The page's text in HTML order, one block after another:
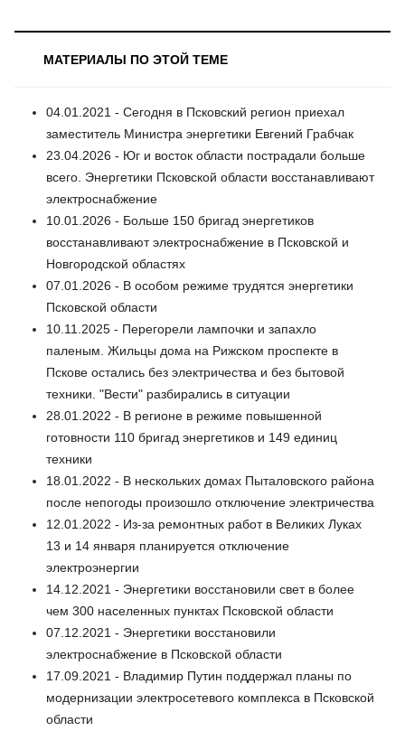
МАТЕРИАЛЫ ПО ЭТОЙ ТЕМЕ
04.01.2021 - Сегодня в Псковский регион приехал
заместитель Министра энергетики Евгений Грабчак
23.04.2026 - Юг и восток области пострадали больше
всего. Энергетики Псковской области восстанавливают
электроснабжение
10.01.2026 - Больше 150 бригад энергетиков
восстанавливают электроснабжение в Псковской и
Новгородской областях
07.01.2026 - В особом режиме трудятся энергетики
Псковской области
10.11.2025 - Перегорели лампочки и запахло
паленым. Жильцы дома на Рижском проспекте в
Пскове остались без электричества и без бытовой
техники. "Вести" разбирались в ситуации
28.01.2022 - В регионе в режиме повышенной
готовности 110 бригад энергетиков и 149 единиц
техники
18.01.2022 - В нескольких домах Пыталовского района
после непогоды произошло отключение электричества
12.01.2022 - Из-за ремонтных работ в Великих Луках
13 и 14 января планируется отключение
электроэнергии
14.12.2021 - Энергетики восстановили свет в более
чем 300 населенных пунктах Псковской области
07.12.2021 - Энергетики восстановили
электроснабжение в Псковской области
17.09.2021 - Владимир Путин поддержал планы по
модернизации электросетевого комплекса в Псковской
области